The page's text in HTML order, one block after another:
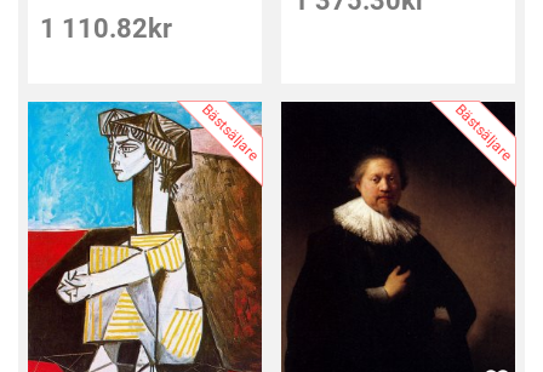
1 110.82 kr
Bästsäljare Bästsäljare